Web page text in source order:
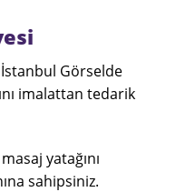
Görselde
imalattan tedarik
yatağını
sahipsiniz.